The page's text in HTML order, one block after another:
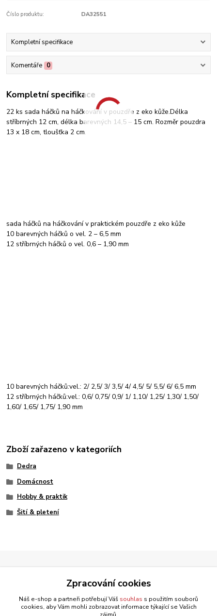
Číslo produktu: DA32551
Kompletní specifikace
Komentáře 0
Kompletní specifikace
22 ks sada háčků na háčkování v pouzdře z eko kůže.Délka
stříbrných 12 cm, délka barevných 14,5 – 15 cm. Rozměr pouzdra
13 x 18 cm, tloušťka 2 cm.
sada háčků na háčkování v praktickém pouzdře z eko kůže
10 barevných háčků o vel. 2 – 6,5 mm
12 stříbrných háčků o vel. 0,6 – 1,90 mm
10 barevných háčků:vel.: 2/ 2,5/ 3/ 3,5/ 4/ 4,5/ 5/ 5,5/ 6/ 6,5 mm
12 stříbrných háčků:vel.: 0,6/ 0,75/ 0,9/ 1/ 1,10/ 1,25/ 1,30/ 1,50/
1,60/ 1,65/ 1,75/ 1,90 mm
Zboží zařazeno v kategoriích
Dedra
Domácnost
Hobby & praktik
Šití & pletení
Zpracování cookies
Náš e-shop a partneři potřebují Váš souhlas s použitím souborů
cookies, aby Vám mohli zobrazovat informace týkající se Vašich